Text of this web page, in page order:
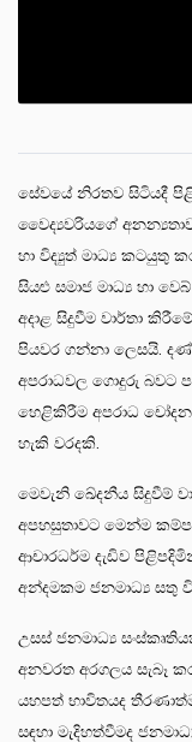
සේවයේ නිරතව සිටියදී
වෛද්‍යවරියගේ
හා විද්‍යුත් මාධ්‍ය කටයුතු
සියළු සමාජ මාධ්‍ය හා
අදාළ සිදුවීම වාර්තා
පියවර ගන්නා ලෙසයි.
අපරාධවල ගොදුරු බවට
හෙළිකිරීම අපරාධ
හැකි වරදකි.
මෙවැනි ඛේදනීය සිදුවීම්
අපහසුතාවට මෙන්ම
ආචාරධර්ම දැඩිව
අන්දමකම ජනමාධ්‍ය සතු
උසස් ජනමාධ්‍ය
අනවරත අරගලය සැබෑ
යහපත් භාවිතයද
සඳහා මැදිහත්වීමද